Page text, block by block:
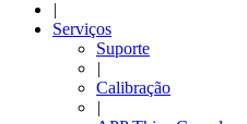
|
Serviços
Suporte
|
Calibração
|